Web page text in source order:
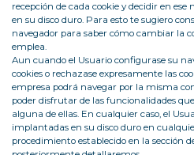
recepción de cada cookie y decidir en
en su disco duro. Para esto te sugiero
navegador para saber cómo cambiar la
emplea.
Aun cuando el Usuario configurase su
cookies o rechazase expresamente las
empresa podrá navegar por la misma
poder disfrutar de las funcionalidades
alguna de ellas. En cualquier caso, el
implantadas en su disco duro en
procedimiento establecido en la sección